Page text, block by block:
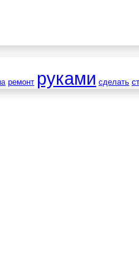
ремонт руками сделать